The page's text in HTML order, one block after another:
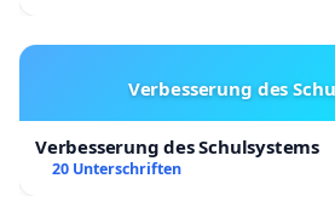
Verbesserung des
Verbesserung des Schulsystems
20 Unterschriften